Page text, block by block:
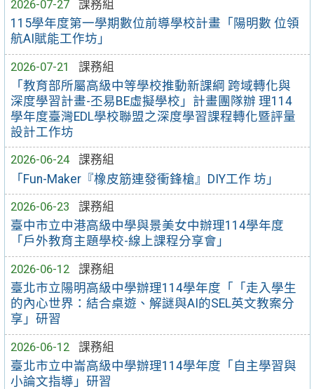
2026-07-27
課務組
115學年度第一學期數位前導學校計畫「陽明數 位領
航AI賦能工作坊」
2026-07-21
課務組
「教育部所屬高級中等學校推動新課綱 跨域轉化與
深度學習計畫-丕易BE虛擬學校」計畫團隊辦 理114
學年度臺灣EDL學校聯盟之深度學習課程轉化暨評量
設計工作坊
2026-06-24
課務組
「Fun-Maker『橡皮筋連發衝鋒槍』DIY工作 坊」
2026-06-23
課務組
臺中市立中港高級中學與景美女中辦理114學年度
「戶外教育主題學校-線上課程分享會」
2026-06-12
課務組
臺北市立陽明高級中學辦理114學年度「「走入學生
的內心世界：結合桌遊、解謎與AI的SEL英文教案分
享」研習
2026-06-12
課務組
臺北市立中崙高級中學辦理114學年度「自主學習與
小論文指導」研習